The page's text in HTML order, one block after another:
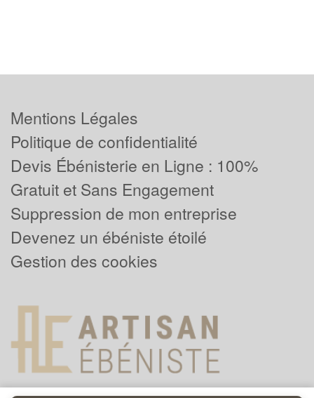
Mentions Légales
Politique de confidentialité
Devis Ébénisterie en Ligne : 100%
Gratuit et Sans Engagement
Suppression de mon entreprise
Devenez un ébéniste étoilé
Gestion des cookies